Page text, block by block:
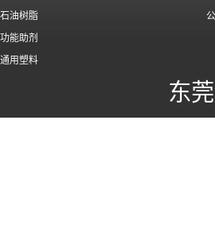
石油树脂
功能助剂
通用塑料
东